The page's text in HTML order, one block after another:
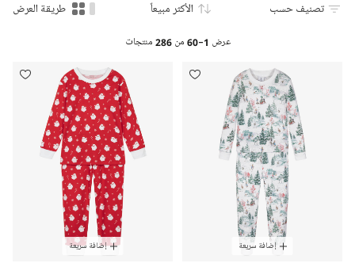
تصنيف حسب الأكثر مبيعاً طريقة العرض
عرض 1-60 من286 منتجات
إضافة سريعة إضافة سريعة